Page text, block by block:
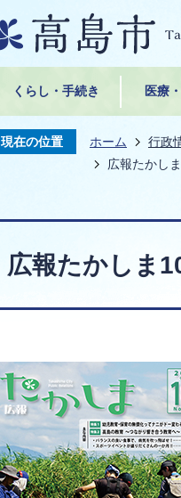
くらし・手続き 医療
現在の位置 ホーム 行政
広報たかし
広報たかしま